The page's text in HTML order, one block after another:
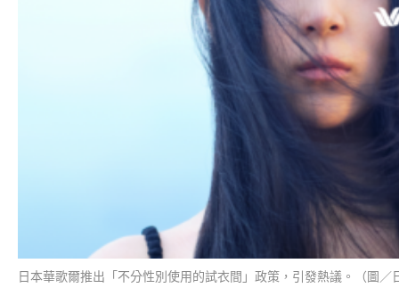
日本華歌爾推出「不分性別使用的試衣間」政策，引發熱議。（圖／